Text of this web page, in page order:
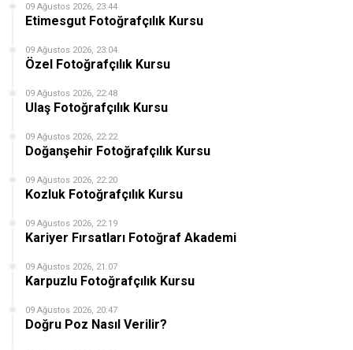
09 Ağustos 2026, 23:44
Etimesgut Fotoğrafçılık Kursu
09 Ağustos 2026, 23:04
Özel Fotoğrafçılık Kursu
09 Ağustos 2026, 22:48
Ulaş Fotoğrafçılık Kursu
09 Ağustos 2026, 22:22
Doğanşehir Fotoğrafçılık Kursu
09 Ağustos 2026, 22:20
Kozluk Fotoğrafçılık Kursu
09 Ağustos 2026, 22:19
Kariyer Fırsatları Fotoğraf Akademi
09 Ağustos 2026, 21:07
Karpuzlu Fotoğrafçılık Kursu
09 Ağustos 2026, 20:47
Doğru Poz Nasıl Verilir?